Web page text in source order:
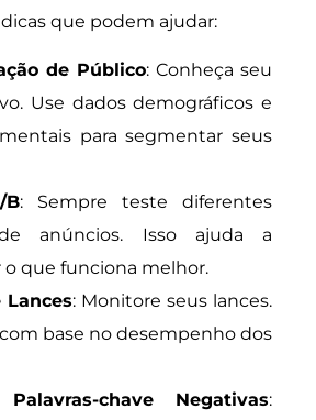
que podem ajudar:
de Público: Conheça seu
Use dados demográficos e
para segmentar seus
B: Sempre teste diferentes
anúncios. Isso ajuda a
que funciona melhor.
: Monitore seus lances.
base no desempenho dos
chave Negativas: